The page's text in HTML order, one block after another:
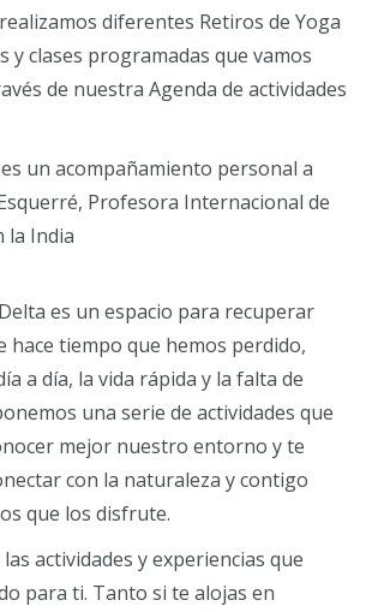
diferentes Retiros de Yoga
y clases programadas que vamos
de nuestra Agenda de actividades
un acompañamiento personal a
Profesora Internacional de
la India
es un espacio para recuperar
hace tiempo que hemos perdido,
a día, la vida rápida y la falta de
una serie de actividades que
mejor nuestro entorno y te
con la naturaleza y contigo
que los disfrute.
actividades y experiencias que
para ti. Tanto si te alojas en